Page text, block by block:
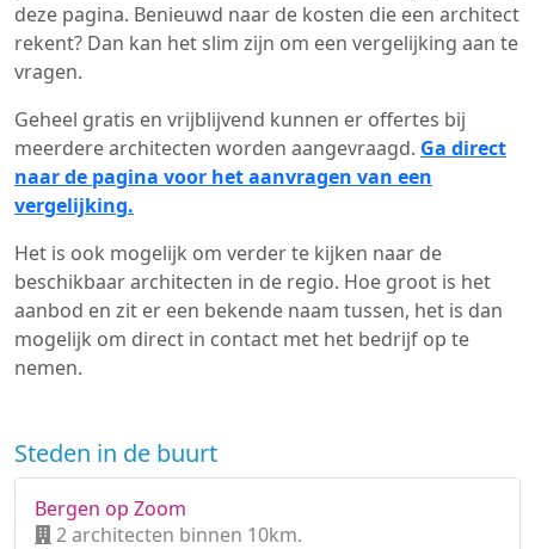
deze pagina. Benieuwd naar de kosten die een architect
rekent? Dan kan het slim zijn om een vergelijking aan te
vragen.
Geheel gratis en vrijblijvend kunnen er offertes bij
meerdere architecten worden aangevraagd. Ga direct
naar de pagina voor het aanvragen van een
vergelijking.
Het is ook mogelijk om verder te kijken naar de
beschikbaar architecten in de regio. Hoe groot is het
aanbod en zit er een bekende naam tussen, het is dan
mogelijk om direct in contact met het bedrijf op te
nemen.
Steden in de buurt
Bergen op Zoom
2 architecten binnen 10km.